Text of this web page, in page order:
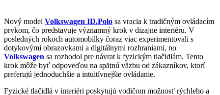
Nový model Volkswagen ID.Polo sa vracia k tradičným ovládacím
prvkom, čo predstavuje významný krok v dizajne interiéru. V
posledných rokoch automobilky čoraz viac experimentovali s
dotykovými obrazovkami a digitálnymi rozhraniami, no
Volkswagen sa rozhodol pre návrat k fyzickým tlačidlám. Tento
krok môže byť odpoveďou na spätnú väzbu od zákazníkov, ktorí
preferujú jednoduchšie a intuitívnejšie ovládanie.
Fyzické tlačidlá v interiéri poskytujú vodičom možnosť rýchleho a